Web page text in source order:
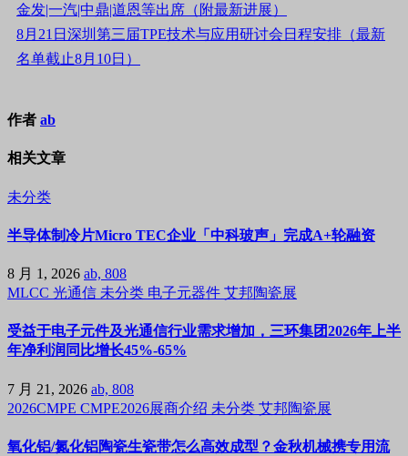
金发|一汽|中鼎|道恩等出席（附最新进展）
8月21日深圳第三届TPE技术与应用研讨会日程安排（最新
名单截止8月10日）
作者 ab
相关文章
未分类
半导体制冷片Micro TEC企业「中科玻声」完成A+轮融资
8 月 1, 2026 ab, 808
MLCC 光通信 未分类 电子元器件 艾邦陶瓷展
受益于电子元件及光通信行业需求增加，三环集团2026年上半
年净利润同比增长45%-65%
7 月 21, 2026 ab, 808
2026CMPE CMPE2026展商介绍 未分类 艾邦陶瓷展
氧化铝/氮化铝陶瓷生瓷带怎么高效成型？金秋机械携专用流